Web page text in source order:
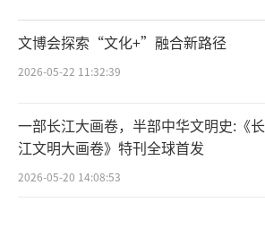
文博会探索“文化+”融合新路径
2026-05-22 11:32:39
一部长江大画卷，半部中华文明史:《长
江文明大画卷》特刊全球首发
2026-05-20 14:08:53